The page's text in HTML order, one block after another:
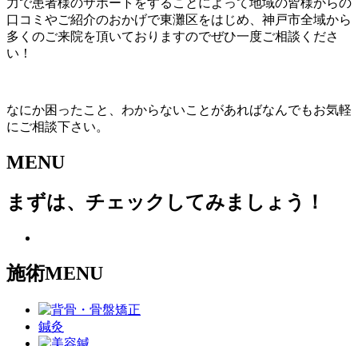
口コミやご紹介のおかげで東灘区をはじめ、神戸市全域から
多くのご来院を頂いておりますのでぜひ一度ご相談くださ
い！
なにか困ったこと、わからないことがあればなんでもお気軽
にご相談下さい。
MENU
まずは、チェックしてみましょう！
施術MENU
鍼灸